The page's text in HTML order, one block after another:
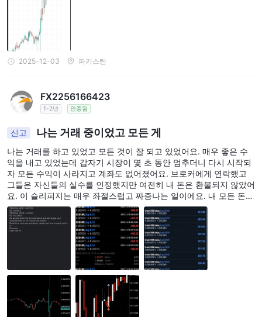
2025-12-03 파키스탄
FX2256166423
1-2년 인증됨
신고 나는 거래 중이었고 모든 게
나는 거래를 하고 있었고 모든 것이 잘 되고 있었어요. 매우 좋은 수
익을 내고 있었는데 갑자기 시장이 몇 초 동안 멈추더니 다시 시작되
자 모든 수익이 사라지고 계좌도 없어졌어요. 브로커에게 연락했고
그들은 자신들의 실수를 인정했지만 여전히 내 돈은 환불되지 않았어
요. 이 슬리피지는 매우 좌절스럽고 짜증나는 일이에요. 내 모든 돈과
수익을 앗아갔어요.